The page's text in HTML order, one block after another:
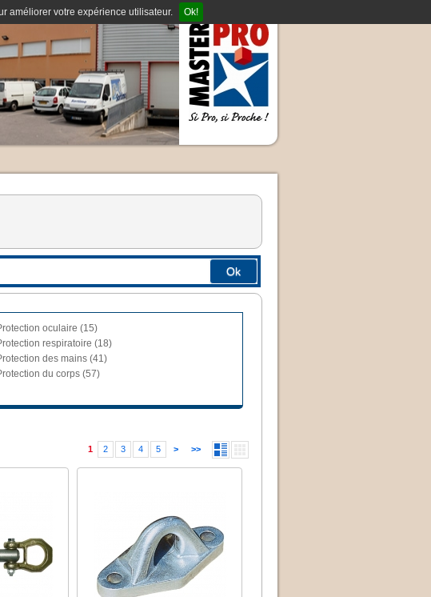
améliorer votre expérience utilisateur. Ok!
Ok
oculaire (15)
respiratoire (18)
des mains (41)
du corps (57)
1 2 3 4 5 > >>